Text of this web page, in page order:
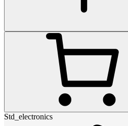
Std_electronics